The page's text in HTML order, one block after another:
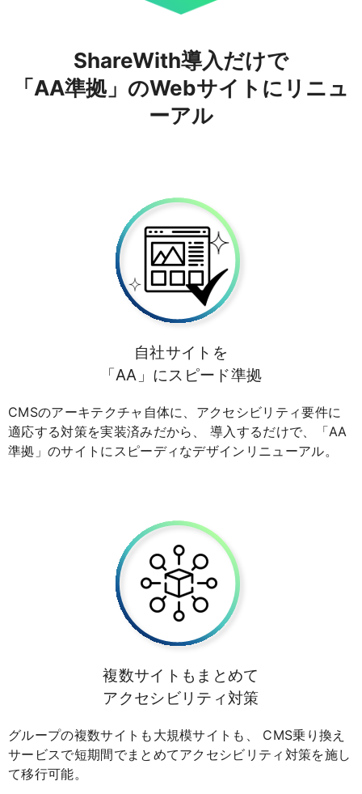
ShareWith導入だけで
「AA準拠」のWebサイトにリニュ
ーアル
自社サイトを
「AA」にスピード準拠
CMSのアーキテクチャ自体に、アクセシビリティ要件に
適応する対策を実装済みだから、 導入するだけで、「AA
準拠」のサイトにスピーディなデザインリニューアル。
複数サイトもまとめて
アクセシビリティ対策
グループの複数サイトも大規模サイトも、 CMS乗り換え
サービスで短期間でまとめてアクセシビリティ対策を施し
て移行可能。